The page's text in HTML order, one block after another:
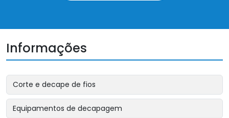
Informações
Corte e decape de fios
Equipamentos de decapagem